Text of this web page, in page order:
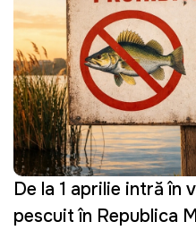
De la 1 aprilie intră în
pescuit în Republica